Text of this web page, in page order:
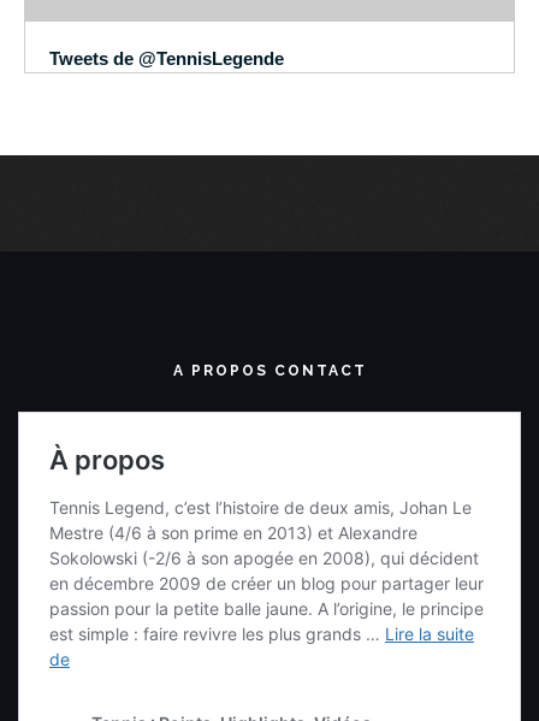
Tweets de @TennisLegende
A PROPOS CONTACT